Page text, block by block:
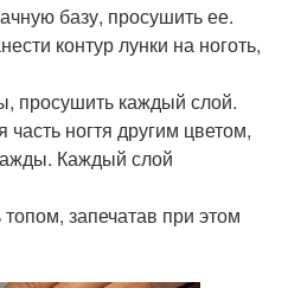
базу, просушить ее.
контур лунки на ноготь,
просушить каждый слой.
ногтя другим цветом,
Каждый слой
запечатав при этом